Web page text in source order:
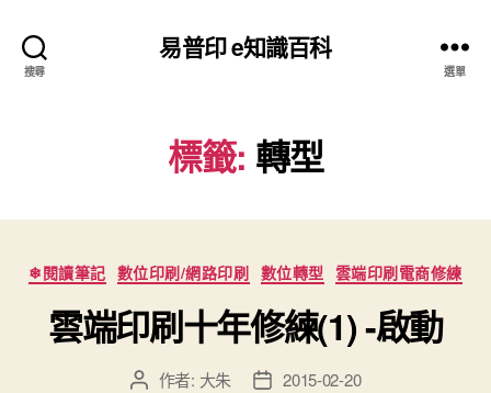
搜尋
易普印 e知識百科
選單
標籤: 轉型
分
類
❄閱讀筆記 數位印刷/網路印刷 數位轉型 雲端印刷電商修練
雲端印刷十年修練(1) -啟動
文 作者: 大朱
文 2015-02-20